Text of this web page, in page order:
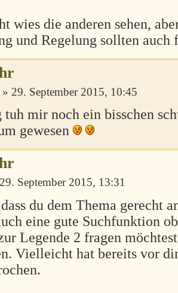
wies die anderen sehen,
und Regelung sollten auch
» 29. September 2015, 10:45
tuh mir noch ein bisschen
gewesen
September 2015, 13:31
du dem Thema gerecht
eine gute Suchfunktion
Legende 2 fragen
Vielleicht hat bereits vor